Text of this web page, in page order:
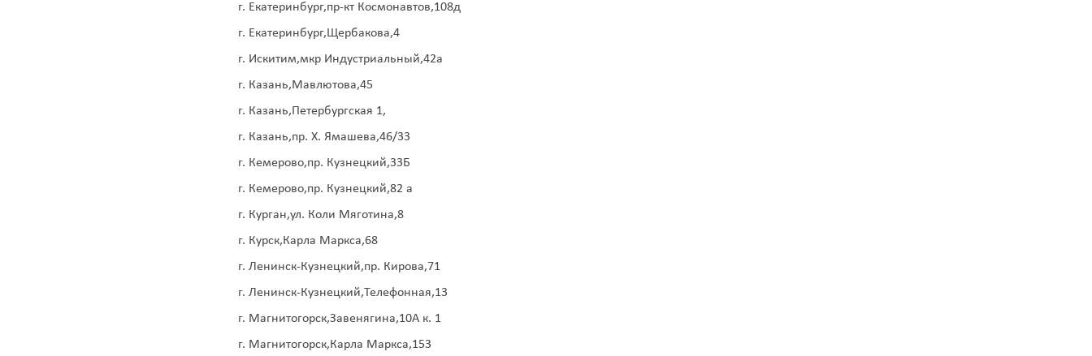
г. Екатеринбург,пр-кт Космонавтов,108д
г. Екатеринбург,Щербакова,4
г. Искитим,мкр Индустриальный,42а
г. Казань,Мавлютова,45
г. Казань,Петербургская 1,
г. Казань,пр. Х. Ямашева,46/33
г. Кемерово,пр. Кузнецкий,33Б
г. Кемерово,пр. Кузнецкий,82 а
г. Курган,ул. Коли Мяготина,8
г. Курск,Карла Маркса,68
г. Ленинск-Кузнецкий,пр. Кирова,71
г. Ленинск-Кузнецкий,Телефонная,13
г. Магнитогорск,Завенягина,10А к. 1
г. Магнитогорск,Карла Маркса,153